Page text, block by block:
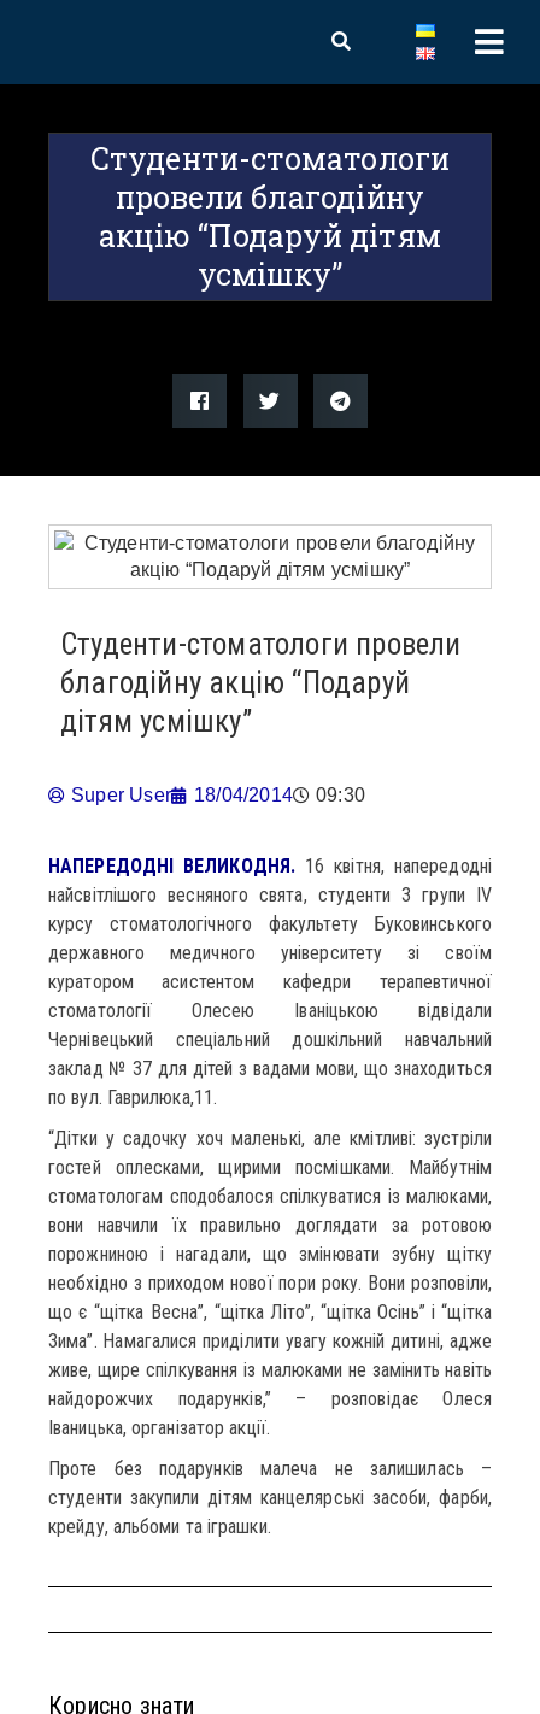
Студенти-стоматологи
провели благодійну
акцію “Подаруй дітям
усмішку”
Студенти-стоматологи провели
благодійну акцію “Подаруй
дітям усмішку”
Super User 18/04/2014 09:30
НАПЕРЕДОДНІ ВЕЛИКОДНЯ. 16 квітня, напередодні
найсвітлішого весняного свята, студенти 3 групи IV
курсу стоматологічного факультету Буковинського
державного медичного університету зі своїм
куратором асистентом кафедри терапевтичної
стоматології Олесею Іваніцькою відвідали
Чернівецький спеціальний дошкільний навчальний
заклад № 37 для дітей з вадами мови, що знаходиться
по вул. Гаврилюка,11.
“Дітки у садочку хоч маленькі, але кмітливі: зустріли
гостей оплесками, щирими посмішками. Майбутнім
стоматологам сподобалося спілкуватися із малюками,
вони навчили їх правильно доглядати за ротовою
порожниною і нагадали, що змінювати зубну щітку
необхідно з приходом нової пори року. Вони розповіли,
що є “щітка Весна”, “щітка Літо”, “щітка Осінь” і “щітка
Зима”. Намагалися приділити увагу кожній дитині, адже
живе, щире спілкування із малюками не замінить навіть
найдорожчих подарунків,” – розповідає Олеся
Іваницька, організатор акції.
Проте без подарунків малеча не залишилась –
студенти закупили дітям канцелярські засоби, фарби,
крейду, альбоми та іграшки.
Корисно знати